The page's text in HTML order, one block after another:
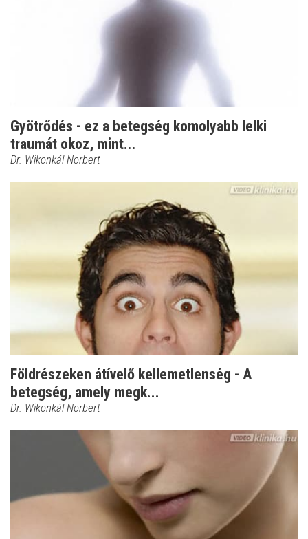
Gyötrődés - ez a betegség komolyabb lelki
traumát okoz, mint...
Dr. Wikonkál Norbert
Földrészeken átívelő kellemetlenség - A
betegség, amely megk...
Dr. Wikonkál Norbert